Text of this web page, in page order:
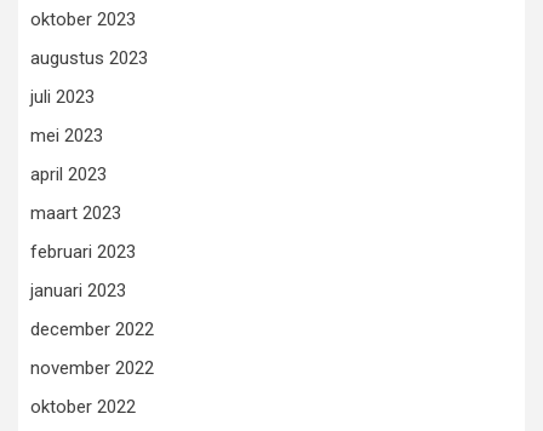
oktober 2023
augustus 2023
juli 2023
mei 2023
april 2023
maart 2023
februari 2023
januari 2023
december 2022
november 2022
oktober 2022